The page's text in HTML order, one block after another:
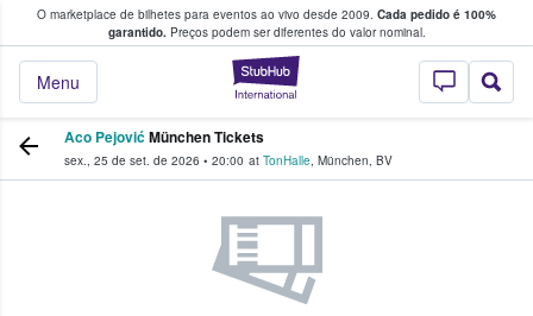
O marketplace de bilhetes para eventos ao vivo desde 2009. Cada pedido é 100%
garantido.Preços podem ser diferentes do valor nominal.
StubHub – onde
Menu
fãs compram e vendem bilhetes
Aco PejovićMünchen Tickets
sex., 25 de set. de 2026 • 20:00 at TonHalle, München, BV